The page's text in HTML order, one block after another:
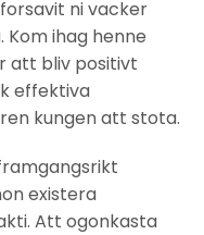
ni vacker
ihag henne
att bliv positivt
effektiva
kungen att stota.
existera
Att ogonkasta